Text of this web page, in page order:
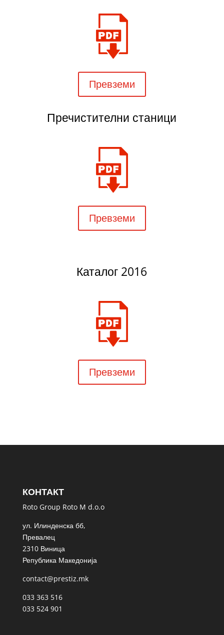
Превземи
Пречистителни станици
Превземи
Каталог 2016
Превземи
КОНТАКТ
Roto Group Roto M d.o.o
ул. Илинденска бб,
Превалец
2310 Виница
Република Македонија
contact@prestiz.mk
033 363 516
033 524 901